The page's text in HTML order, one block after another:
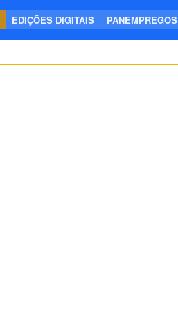
EDIÇÕES DIGITAIS PANEMPREGOS